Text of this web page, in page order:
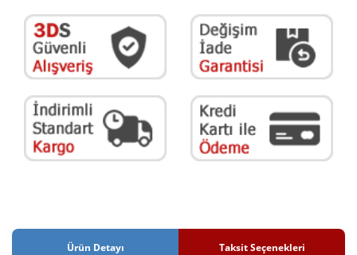
Ürün Detayı Taksit Seçenekleri